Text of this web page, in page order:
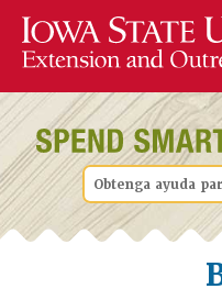
Obtenga ayuda